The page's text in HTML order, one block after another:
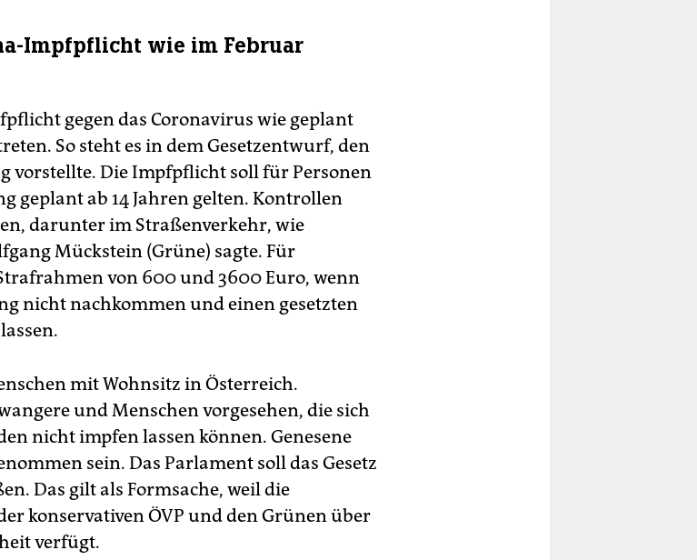
Impfpflicht wie im Februar
gegen das Coronavirus wie geplant
So steht es in dem Gesetzentwurf, den
vorstellte. Die Impfpflicht soll für Personen
geplant ab 14 Jahren gelten. Kontrollen
darunter im Straßenverkehr, wie
Mückstein (Grüne) sagte. Für
von 600 und 3600 Euro, wenn
nicht nachkommen und einen gesetzten
mit Wohnsitz in Österreich.
und Menschen vorgesehen, die sich
nicht impfen lassen können. Genesene
sein. Das Parlament soll das Gesetz
Das gilt als Formsache, weil die
konservativen ÖVP und den Grünen über
verfügt.